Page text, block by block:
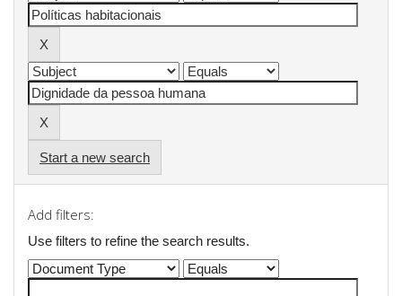
Start a new search
Add filters:
Use filters to refine the search results.